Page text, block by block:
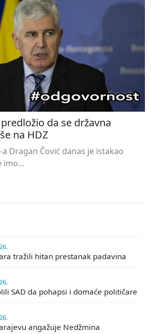
da se državna
na HDZ
Dragan Čović danas je istakao
imo...
tražili hitan prestanak padavina
SAD da pohapsi i domaće političare
angažuje Nedžmina